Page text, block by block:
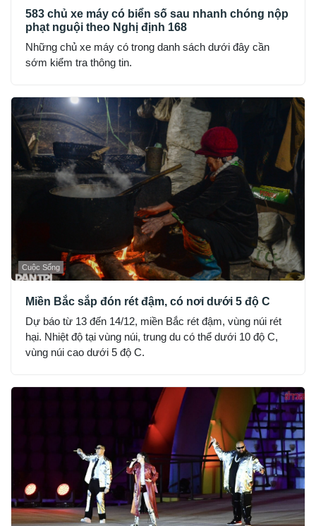
583 chủ xe máy có biển số sau nhanh chóng nộp
phạt nguội theo Nghị định 168
Những chủ xe máy có trong danh sách dưới đây cần
sớm kiểm tra thông tin.
Cuộc Sống
Miền Bắc sắp đón rét đậm, có nơi dưới 5 độ C
Dự báo từ 13 đến 14/12, miền Bắc rét đậm, vùng núi rét
hại. Nhiệt độ tại vùng núi, trung du có thể dưới 10 độ C,
vùng núi cao dưới 5 độ C.